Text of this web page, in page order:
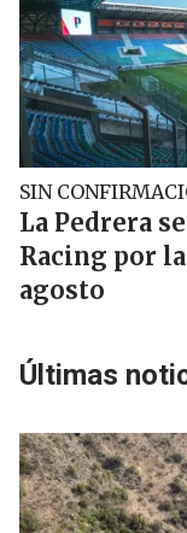
SIN
La Pedrera
Racing por
agosto
Últimas